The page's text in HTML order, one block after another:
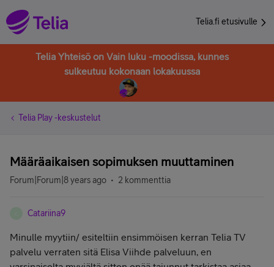
Telia.fi etusivulle
Telia Yhteisö on Vain luku -moodissa, kunnes
sulkeutuu kokonaan lokakuussa
Telia Play -keskustelut
Määräaikaisen sopimuksen muuttaminen
Forum|Forum|8 years ago 2 kommenttia
Catariina9
Minulle myytiin/ esiteltiin ensimmöisen kerran Telia TV
palvelu verraten sitä Elisa Viihde palveluun, en